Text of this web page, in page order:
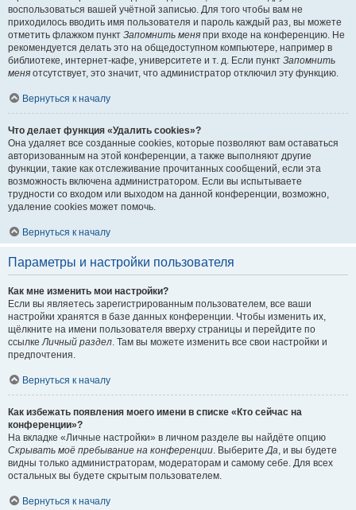
воспользоваться вашей учётной записью. Для того чтобы вам не
приходилось вводить имя пользователя и пароль каждый раз, вы можете
отметить флажком пункт Запомнить меня при входе на конференцию. Не
рекомендуется делать это на общедоступном компьютере, например в
библиотеке, интернет-кафе, университете и т. д. Если пункт Запомнить
меня отсутствует, это значит, что администратор отключил эту функцию.
Вернуться к началу
Что делает функция «Удалить cookies»?
Она удаляет все созданные cookies, которые позволяют вам оставаться
авторизованным на этой конференции, а также выполняют другие
функции, такие как отслеживание прочитанных сообщений, если эта
возможность включена администратором. Если вы испытываете
трудности со входом или выходом на данной конференции, возможно,
удаление cookies может помочь.
Вернуться к началу
Параметры и настройки пользователя
Как мне изменить мои настройки?
Если вы являетесь зарегистрированным пользователем, все ваши
настройки хранятся в базе данных конференции. Чтобы изменить их,
щёлкните на имени пользователя вверху страницы и перейдите по
ссылкеЛичный раздел. Там вы можете изменить все свои настройки и
предпочтения.
Вернуться к началу
Как избежать появления моего имени в списке «Кто сейчас на
конференции»?
На вкладке «Личные настройки» в личном разделе вы найдёте опцию
Скрывать моё пребывание на конференции. ВыберитеДа, и вы будете
видны только администраторам, модераторам и самому себе. Для всех
остальных вы будете скрытым пользователем.
Вернуться к началу